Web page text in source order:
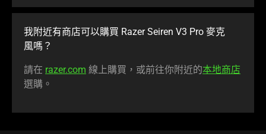
我附近有商店可以購買 Razer Seiren V3 Pro 麥克
風嗎 ？
請在 razer.com 線上購買，或前往你附近的本地商店
選購 。